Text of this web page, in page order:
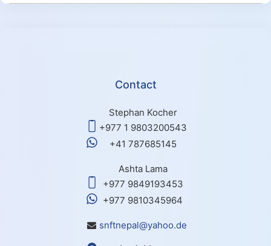
Contact
Stephan Kocher
+977 1 9803200543
+41 787685145
Ashta Lama
+977 9849193453
+977 9810345964
snftnepal@yahoo.de